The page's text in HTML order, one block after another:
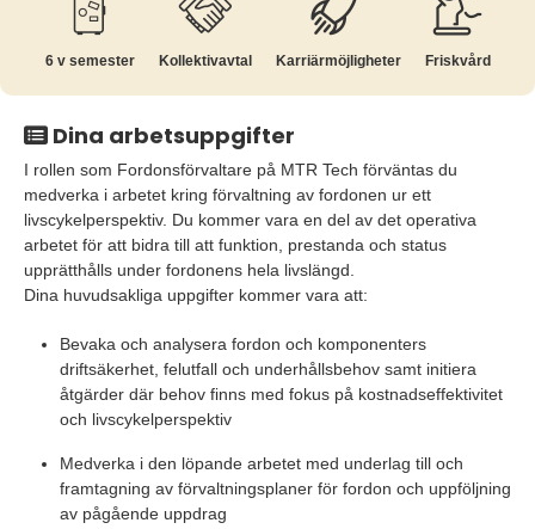
6 v semester Kollektiv­avtal Karriär­möjligheter Friskvård
Dina arbetsuppgifter
I rollen som Fordonsförvaltare på MTR Tech förväntas du
medverka i arbetet kring förvaltning av fordonen ur ett
livscykelperspektiv. Du kommer vara en del av det operativa
arbetet för att bidra till att funktion, prestanda och status
upprätthålls under fordonens hela livslängd.
Dina huvudsakliga uppgifter kommer vara att:
Bevaka och analysera fordon och komponenters
driftsäkerhet, felutfall och underhållsbehov samt initiera
åtgärder där behov finns med fokus på kostnadseffektivitet
och livscykelperspektiv
Medverka i den löpande arbetet med underlag till och
framtagning av förvaltningsplaner för fordon och uppföljning
av pågående uppdrag